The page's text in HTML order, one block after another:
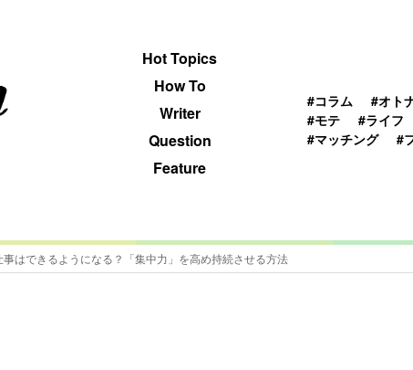
Hot Topics
How To
Writer
Question
Feature
#コラム #オト
#モテ
#ライフ
#マッチング
#
事はできるようになる？「集中力」を高め持続させる方法